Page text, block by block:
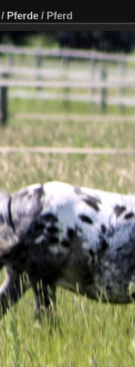
/ Pferde / Pferd